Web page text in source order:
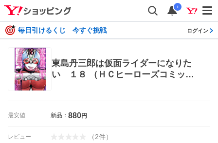
i
毎日引けるくじ 今すぐ挑戦 ログイン
東島丹三郎は仮面ライダーになりた
い １８ （ＨＣヒーローズコミック
最安値 新品： 880円
レビュー （2件）